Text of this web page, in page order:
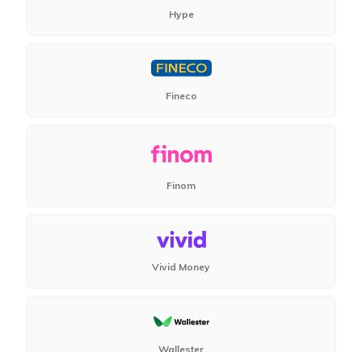
Hype
Fineco
Finom
Vivid Money
Wallester